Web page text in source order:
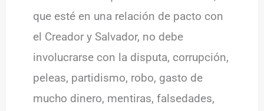
que esté en una relación de pacto con
el Creador y Salvador, no debe
involucrarse con la disputa, corrupción,
peleas, partidismo, robo, gasto de
mucho dinero, mentiras, falsedades,